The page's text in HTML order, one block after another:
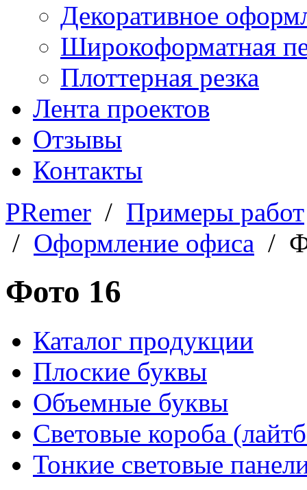
Декоративное
Широкоформатная
Плоттерная резка
Лента проектов
Отзывы
Контакты
PRemer / Примеры работ
/ Оформление офиса /
Фото 16
Каталог продукции
Плоские буквы
Объемные буквы
Световые короба
Тонкие световые